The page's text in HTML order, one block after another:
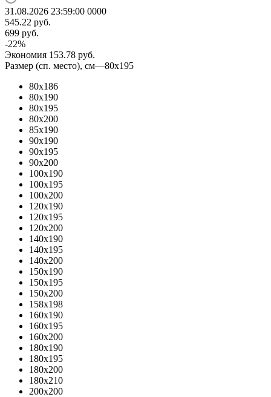
31.08.2026 23:59:00 0000
545.22 руб.
699 руб.
-22%
Экономия 153.78 руб.
Размер (сп. место), см—80x195
80х186
80x190
80x195
80x200
85х190
90x190
90x195
90x200
100x190
100x195
100x200
120x190
120x195
120x200
140x190
140x195
140x200
150x190
150x195
150x200
158x198
160x190
160x195
160x200
180x190
180x195
180x200
180x210
200x200